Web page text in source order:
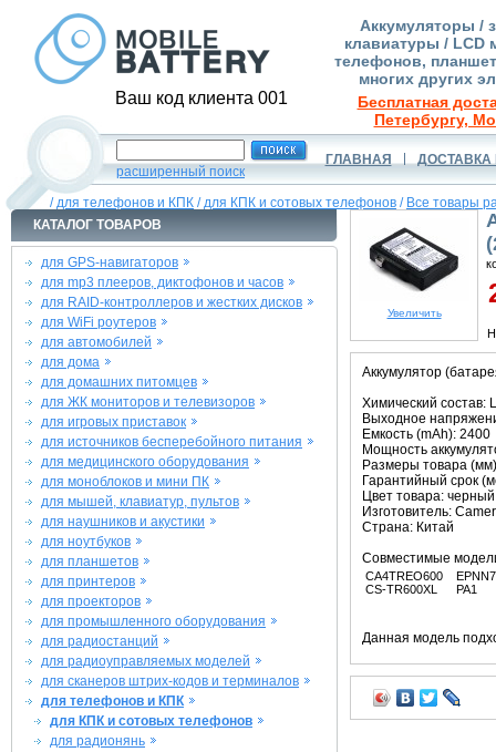
Ваш код клиента 001
Аккумуляторы /
клавиатуры / LCD
телефонов,
многих других
Бесплатная
Петербургу,
расширенный поиск
ГЛАВНАЯ ДОСТАВКА
/для телефонов и КПК /для КПК и сотовых телефонов / Все товары
КАТАЛОГ ТОВАРОВ
для GPS-навигаторов
для mp3 плееров, диктофонов и часов
для RAID-контроллеров и жестких дисков
для WiFi роутеров
для автомобилей
для дома
для домашних питомцев
для ЖК мониторов и телевизоров
для игровых приставок
для источников бесперебойного питания
для медицинского оборудования
для моноблоков и мини ПК
для мышей, клавиатур, пультов
для наушников и акустики
для ноутбуков
для планшетов
для принтеров
для проекторов
для промышленного оборудования
для радиостанций
для радиоуправляемых моделей
для сканеров штрих-кодов и терминалов
для телефонов и КПК
для КПК и сотовых телефонов
для радионянь
Увеличить
Аккумулятор
Химический состав:
Выходное
Емкость (mAh): 2400
Мощность
Размеры товара
Гарантийный срок
Цвет товара: черный
Изготовитель:
Страна: Китай
Совместимые
CA4TREO600
CS-TR600XL
PA1
Данная модель